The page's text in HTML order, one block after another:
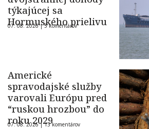
týkajúcej sa
Hormuského prielivu
07. 08. 2026 |5 komentárov
Americké
spravodajské služby
varovali Európu pred
“ruskou hrozbou” do
roku 2029
07. 08. 2026 |13 komentárov